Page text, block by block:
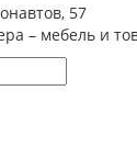
57
– мебель и